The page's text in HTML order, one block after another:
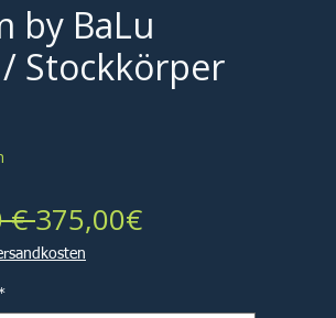
by BaLu
/ Stockkörper
€ Standardpreis
375,00€Sale-
*